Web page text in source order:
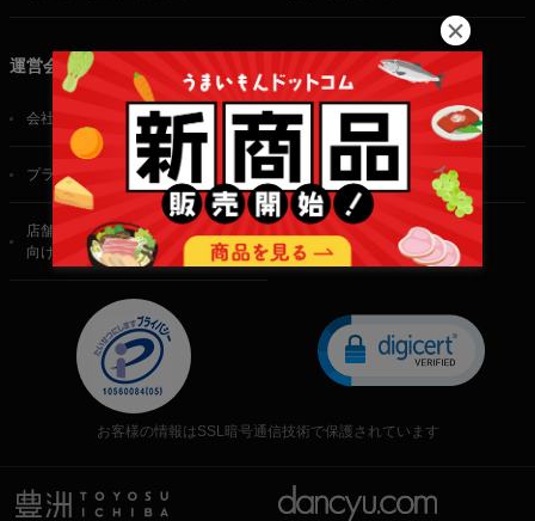
運営会社
会社概要 ご利用規約
プライバシーポリシー 特定商取引法に基づく表記
店舗・法人・生産者様
向けのお問い合わせ
お客様の情報はSSL暗号通信技術で保護されています